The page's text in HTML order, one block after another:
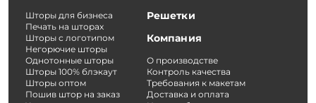
Шторы для бизнеса
Печать на шторах
Шторы с логотипом
Негорючие шторы
Однотонные шторы
Шторы 100% блэкаут
Шторы оптом
Пошив штор на заказ
Решетки
Компания
О производстве
Контроль качества
Требования к макетам
Доставка и оплата